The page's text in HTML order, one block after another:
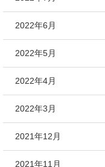
2022年6月
2022年5月
2022年4月
2022年3月
2021年12月
2021年11月